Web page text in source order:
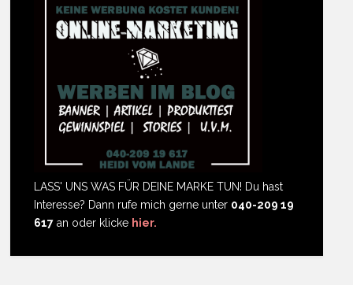
LASS' UNS WAS FÜR DEINE MARKE TUN! Du hast
Interesse? Dann rufe mich gerne unter 040-209 19
617 an oder klicke hier.